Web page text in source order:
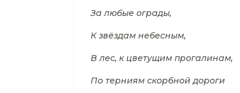
За любые ограды,
К звёздам небесным,
В лес, к цветущим прогалинам,
По терниям скорбной дороги